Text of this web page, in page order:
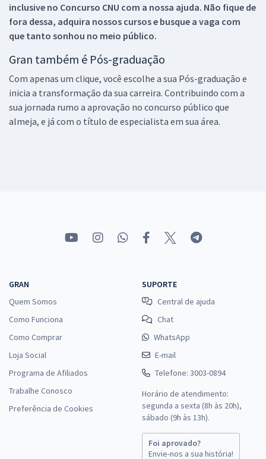
inclusive no Concurso CNU com a nossa ajuda. Não fique de
fora dessa, adquira nossos cursos e busque a vaga com
que tanto sonhou no meio público.
Gran também é Pós-graduação
Com apenas um clique, você escolhe a sua Pós-graduação e
inicia a transformação da sua carreira. Contribuindo com a
sua jornada rumo a aprovação no concurso público que
almeja, e já com o título de especialista em sua área.
GRAN
Quem Somos
Como Funciona
Como Comprar
Loja Social
Programa de Afiliados
Trabalhe Conosco
Preferência de Cookies
SUPORTE
Central de ajuda
Chat
WhatsApp
E-mail
Telefone: 3003-0894
Horário de atendimento:
segunda a sexta (8h às 20h),
sábado (9h às 13h).
Foi aprovado?
Envie-nos a sua história!